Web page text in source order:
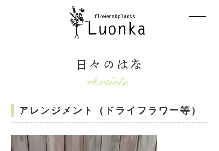
日々のはな
アレンジメント（ドライフラワー等）